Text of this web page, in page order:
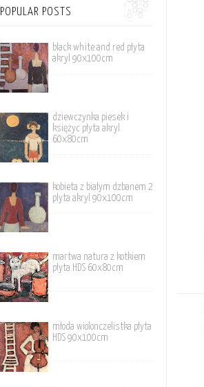
POPULAR POSTS
black white and red płyta
akryl 90x100cm
dziewczynka piesek i
księżyc płyta akryl
60x80cm
kobieta z białym dzbanem 2
plyta akryl 90x100cm
martwa natura z kotkiem
płyta HDS 60x80cm
młoda wiolonczelistka płyta
HDS 90x100cm